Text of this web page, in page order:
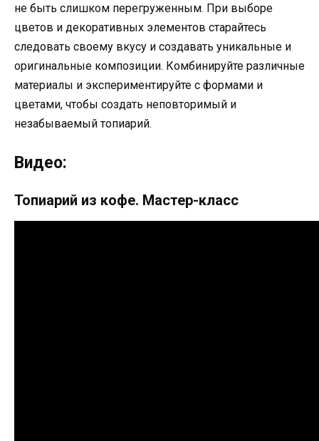
не быть слишком перегруженным. При выборе
цветов и декоративных элементов старайтесь
следовать своему вкусу и создавать уникальные и
оригинальные композиции. Комбинируйте различные
материалы и экспериментируйте с формами и
цветами, чтобы создать неповторимый и
незабываемый топиарий.
Видео:
Топиарий из кофе. Мастер-класс